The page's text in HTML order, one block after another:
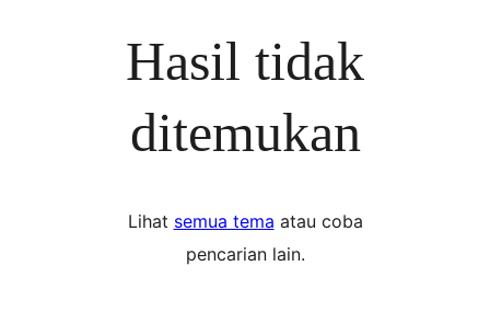
Hasil tidak
ditemukan
Lihat semua tema atau coba
pencarian lain.